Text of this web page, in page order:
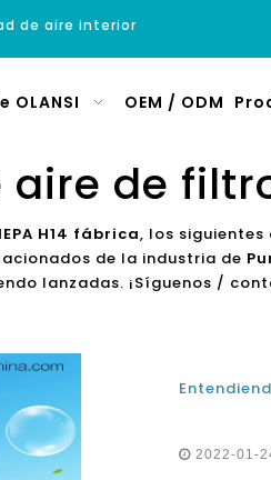
de aire interior
OLANSI OEM / ODM
de
H14 fábrica, los
de la industria de
lanzadas. ¡Síguenos /
2022-01-